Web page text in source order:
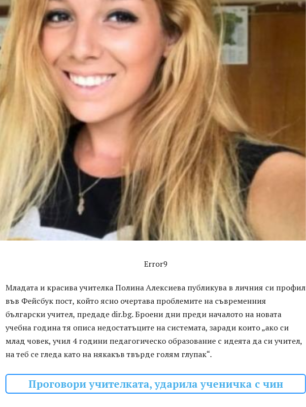
Error9
Младата и красива учителка Полина Алексиева публикува в личния си профил
във Фейсбук пост, който ясно очертава проблемите на съвременния
български учител, предаде dir.bg. Броени дни преди началото на новата
учебна година тя описа недостатъците на системата, заради които „ако си
млад човек, учил 4 години педагогическо образование с идеята да си учител,
на теб се гледа като на някакъв твърде голям глупак“.
Проговори учителката, ударила ученичка с чин